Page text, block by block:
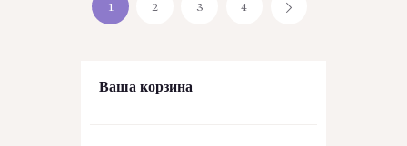
1 2 3 4
Ваша корзина